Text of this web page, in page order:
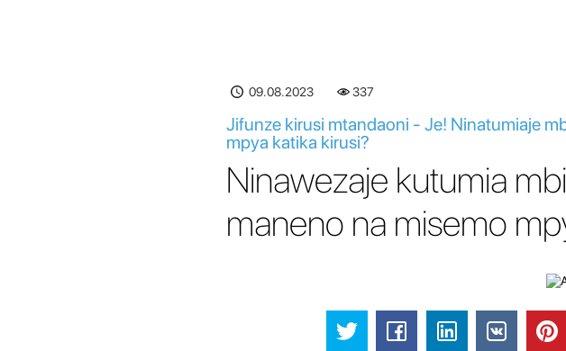
09.08.2023 337
Jifunze kirusi mtandaoni - Je! Ninatumiaje
mpya katika kirusi?
Ninawezaje kutumia
maneno na misemo